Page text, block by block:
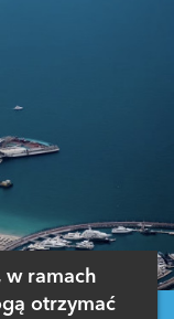
w ramach
otrzymać